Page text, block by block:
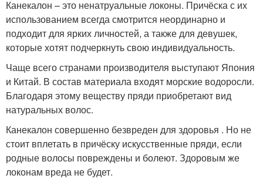
Канекалон – это ненатруальные локоны. Причёска с их
использованием всегда смотрится неординарно и
подходит для ярких личностей, а также для девушек,
которые хотят подчеркнуть свою индивидуальность.
Чаще всего странами производителя выступают Япония
и Китай. В состав материала входят морские водоросли.
Благодаря этому веществу пряди приобретают вид
натуральных волос.
Канекалон совершенно безвреден для здоровья . Но не
стоит вплетать в причёску искусственные пряди, если
родные волосы повреждены и болеют. Здоровым же
локонам вреда не будет.